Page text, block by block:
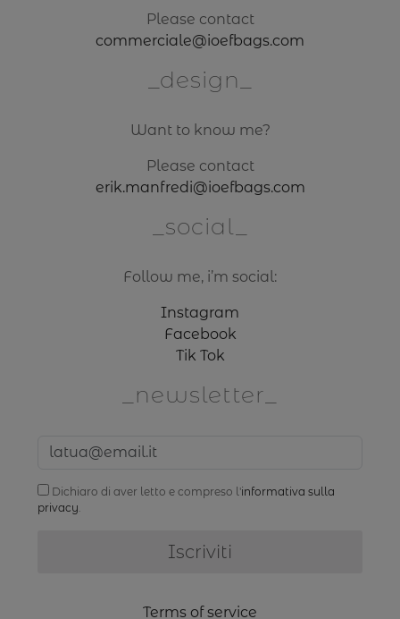
Please contact
commerciale@ioefbags.com
design
Want to know me?
Please contact
erik.manfredi@ioefbags.com
social
Follow me, i’m social:
Instagram
Facebook
Tik Tok
newsletter
Dichiaro di aver letto e compreso l'informativa sulla
privacy
Terms of service